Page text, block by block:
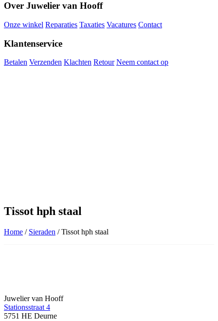
Over Juwelier van Hooff
Onze winkel Reparaties Taxaties Vacatures Contact
Klantenservice
Betalen Verzenden Klachten Retour Neem contact op
Tissot hph staal
Home / Sieraden / Tissot hph staal
Juwelier van Hooff
Stationsstraat 4
5751 HE Deurne